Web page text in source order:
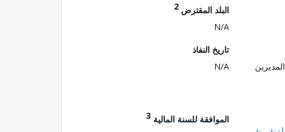
البلد المقترض 2
N/A
تاريخ النفاذ
N/A
الموافقة للسنة المالية 3